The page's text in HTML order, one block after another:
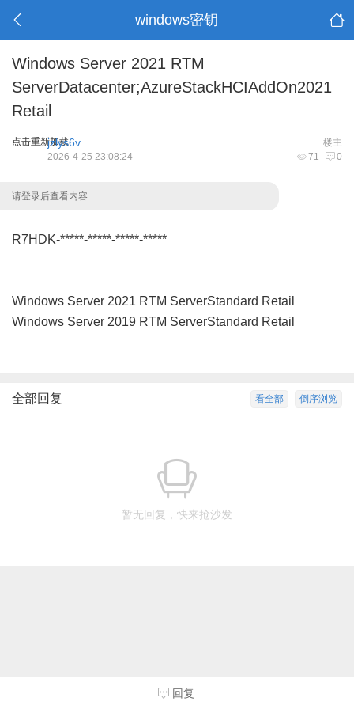
windows密钥
Windows Server 2021 RTM
ServerDatacenter;AzureStackHCIAddOn2021
Retail
点击重新加载 楼主
jzlys6v
71 0
2026-4-25 23:08:24
请登录后查看内容
R7HDK-*****-*****-*****-*****
Windows Server 2021 RTM ServerStandard Retail
Windows Server 2019 RTM ServerStandard Retail
倒序浏览
看全部
全部回复
暂无回复，快来抢沙发
回复